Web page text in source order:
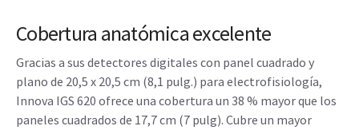
Cobertura anatómica excelente
Gracias a sus detectores digitales con panel cuadrado y
plano de 20,5 x 20,5 cm (8,1 pulg.) para electrofisiología,
Innova IGS 620 ofrece una cobertura un 38 % mayor que los
paneles cuadrados de 17,7 cm (7 pulg). Cubre un mayor